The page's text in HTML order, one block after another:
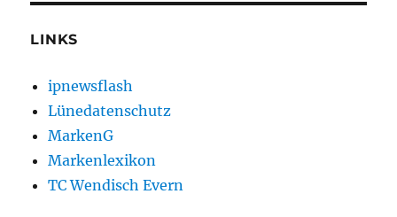
LINKS
ipnewsflash
Lünedatenschutz
MarkenG
Markenlexikon
TC Wendisch Evern